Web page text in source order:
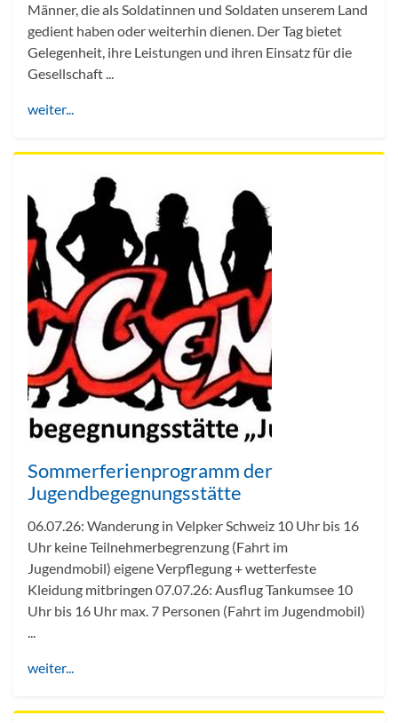
Männer, die als Soldatinnen und Soldaten unserem Land
gedient haben oder weiterhin dienen. Der Tag bietet
Gelegenheit, ihre Leistungen und ihren Einsatz für die
Gesellschaft ...
weiter...
Sommerferienprogramm der
Jugendbegegnungsstätte
06.07.26: Wanderung in Velpker Schweiz 10 Uhr bis 16
Uhr keine Teilnehmerbegrenzung (Fahrt im
Jugendmobil) eigene Verpflegung + wetterfeste
Kleidung mitbringen 07.07.26: Ausflug Tankumsee 10
Uhr bis 16 Uhr max. 7 Personen (Fahrt im Jugendmobil)
...
weiter...